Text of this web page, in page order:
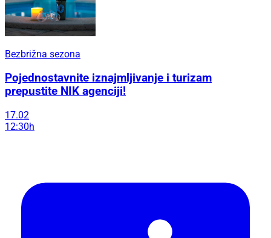
Bezbrižna sezona
Pojednostavnite iznajmljivanje i turizam
prepustite NIK agenciji!
17.02
12:30h